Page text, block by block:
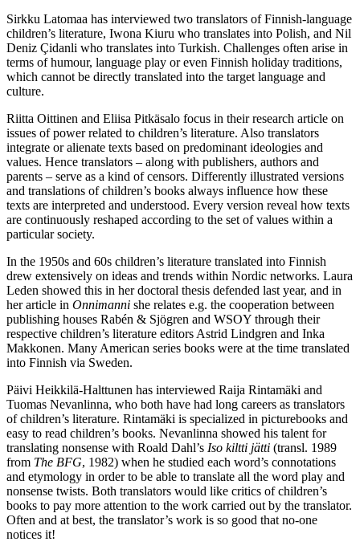
Sirkku Latomaa has interviewed two translators of Finnish-language
children’s literature, Iwona Kiuru who translates into Polish, and Nil
Deniz Çidanli who translates into Turkish. Challenges often arise in
terms of humour, language play or even Finnish holiday traditions,
which cannot be directly translated into the target language and
culture.
Riitta Oittinen and Eliisa Pitkäsalo focus in their research article on
issues of power related to children’s literature. Also translators
integrate or alienate texts based on predominant ideologies and
values. Hence translators – along with publishers, authors and
parents – serve as a kind of censors. Differently illustrated versions
and translations of children’s books always influence how these
texts are interpreted and understood. Every version reveal how texts
are continuously reshaped according to the set of values within a
particular society.
In the 1950s and 60s children’s literature translated into Finnish
drew extensively on ideas and trends within Nordic networks. Laura
Leden showed this in her doctoral thesis defended last year, and in
her article in Onnimanni she relates e.g. the cooperation between
publishing houses Rabén & Sjögren and WSOY through their
respective children’s literature editors Astrid Lindgren and Inka
Makkonen. Many American series books were at the time translated
into Finnish via Sweden.
Päivi Heikkilä-Halttunen has interviewed Raija Rintamäki and
Tuomas Nevanlinna, who both have had long careers as translators
of children’s literature. Rintamäki is specialized in picturebooks and
easy to read children’s books. Nevanlinna showed his talent for
translating nonsense with Roald Dahl’s Iso kiltti jätti (transl. 1989
from The BFG, 1982) when he studied each word’s connotations
and etymology in order to be able to translate all the word play and
nonsense twists. Both translators would like critics of children’s
books to pay more attention to the work carried out by the translator.
Often and at best, the translator’s work is so good that no-one
notices it!